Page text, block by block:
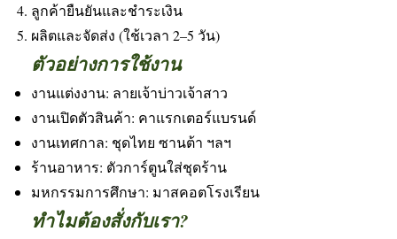
ลูกค้ายืนยันและชำระเงิน
ผลิตและจัดส่ง (ใช้เวลา 2–5 วัน)
ตัวอย่างการใช้งาน
งานแต่งงาน: ลายเจ้าบ่าวเจ้าสาว
งานเปิดตัวสินค้า: คาแรกเตอร์แบรนด์
งานเทศกาล: ชุดไทย ซานต้า ฯลฯ
ร้านอาหาร: ตัวการ์ตูนใส่ชุดร้าน
มหกรรมการศึกษา: มาสคอตโรงเรียน
ทำไมต้องสั่งกับเรา?